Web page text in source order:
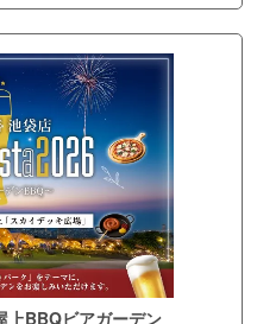
上BBQビアガーデン